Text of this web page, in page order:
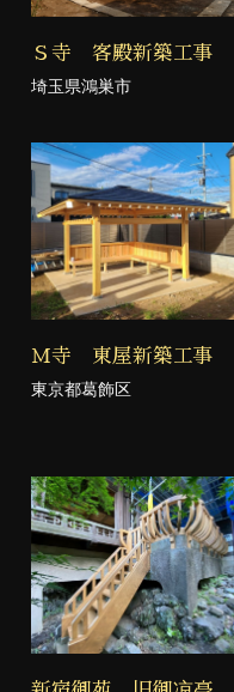
Ｓ寺 客殿新築工事
埼玉県鴻巣市
Ｍ寺 東屋新築工事
東京都葛飾区